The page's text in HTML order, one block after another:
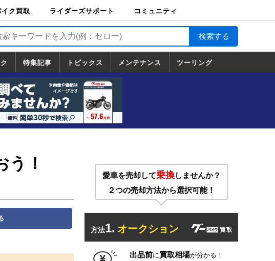
イク買取
イク買取
ライダーズサポート
ライダーズサポート
TOP
バイク輸送
バイクガレージライ
フ
バイク車両保険
ロードサービス
バイク試乗
コミュニティ
特集記事 トピックス
トピックス
一覧
ホンダ
ヤマハ
スズキ
カワサキ
ハーレーダ
ビッドソン
BMW
ドゥカティ
トライアン
フ
メンテナンス ツーリング
！
愛車を売却して乗換しませんか？
２つの売却方法から選択可能！
方法1. オークション
出品前に買取相場が分かる！